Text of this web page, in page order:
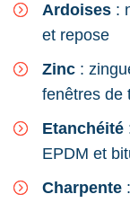
Ardoises :
et repose
Zinc :
fenêtres de
Etanchéité
EPDM et
Charpente